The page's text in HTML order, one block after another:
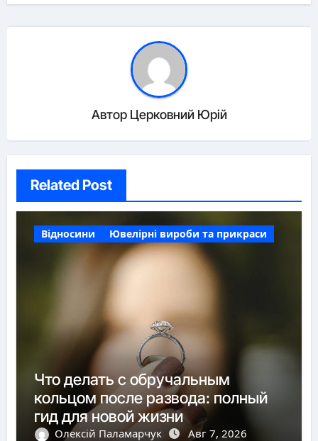
Автор Церковний Юрій
Related Post
Відносини Ювелірні вироби та прикраси
Что делать с обручальным
кольцом после развода: полный
гид для новой жизни
Олексій Паламарчук Авг 7, 2026